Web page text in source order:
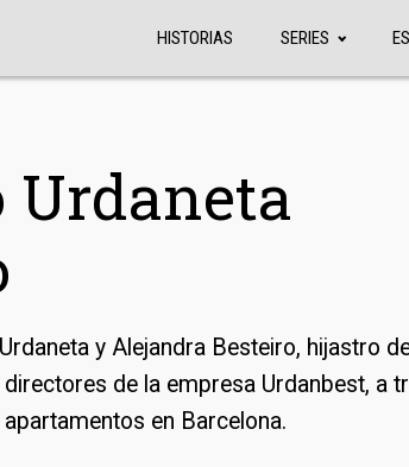
HISTORIAS SERIES
Urdaneta
y Alejandra Besteiro, hijastro
de la empresa Urdanbest, a
en Barcelona.